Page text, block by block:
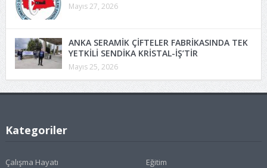
Mayıs 27, 2026
ANKA SERAMİK ÇİFTELER FABRİKASINDA TEK
YETKİLİ SENDİKA KRİSTAL-İŞ’TİR
Mayıs 25, 2026
Kategoriler
Çalışma Hayatı Eğitim